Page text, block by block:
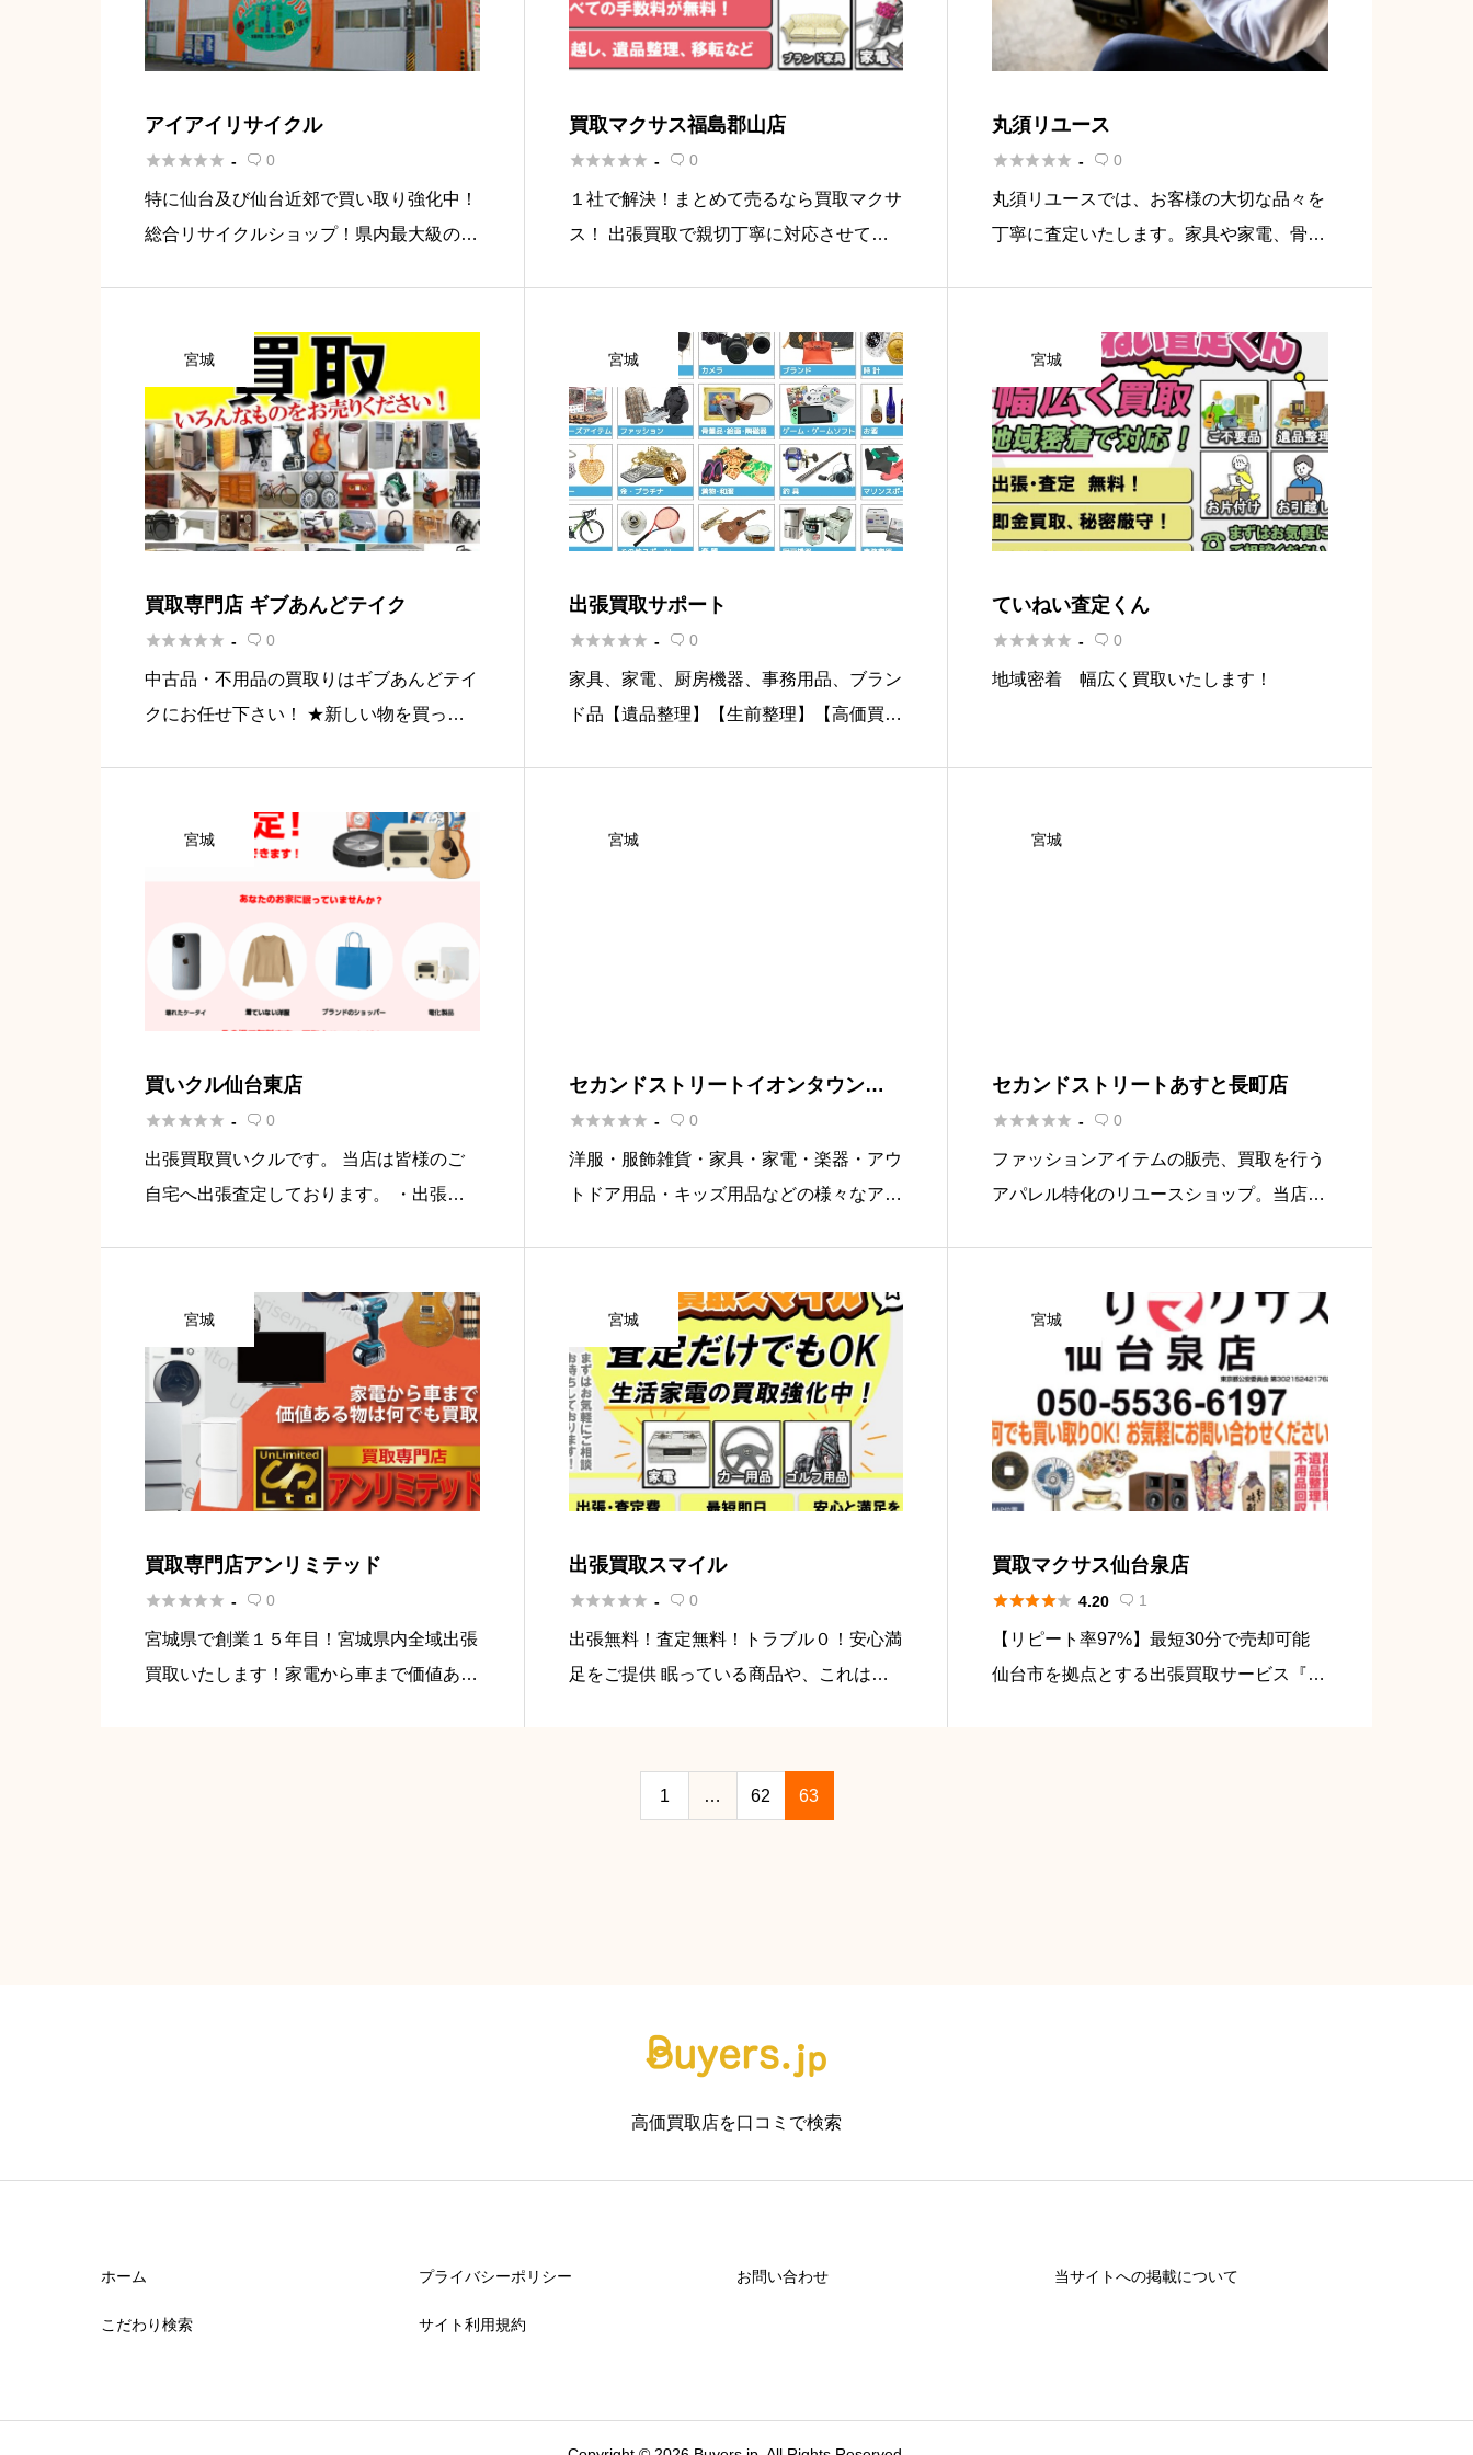
アイアイリサイクル
 -  0
特に仙台及び仙台近郊で買い取り強化中！
総合リサイクルショップ！県内最大級の大
買取マクサス福島郡山店
 -  0
１社で解決！まとめて売るなら買取マクサ
ス！ 出張買取で親切丁寧に対応させて頂
丸須リユース
 -  0
丸須リユースでは、お客様の大切な品々を
丁寧に査定いたします。家具や家電、骨董
適な価値をご提供いたしますので、「これ
はどうかな？」と迷われる物でも […]
宮城
買取専門店 ギブあんどテイク
 -  0
中古品・不用品の買取りはギブあんどテイ
クにお任せ下さい！ ★新しい物を買った
移転（閉店）するので売りたい、処分した
い！ そんなときはお気軽にご相 […]
宮城
出張買取サポート
 -  0
家具、家電、厨房機器、事務用品、ブラン
ド品【遺品整理】【生前整理】【高価買
宮城
ていねい査定くん
 -  0
地域密着 幅広く買取いたします！
宮城
買いクル仙台東店
 -  0
出張買取買いクルです。 当店は皆様のご
自宅へ出張査定しております。 ・出張買
クルショップには全て持ち込めない不用品
がある ・不用品を処分しようと […]
宮城
セカンドストリートイオンタウン柴
田店
 -  0
洋服・服飾雑貨・家具・家電・楽器・アウ
トドア用品・キッズ用品などの様々なアイ
宮城
セカンドストリートあすと長町店
 -  0
ファッションアイテムの販売、買取を行う
アパレル特化のリユースショップ。当店で
宮城
買取専門店アンリミテッド
 -  0
宮城県で創業１５年目！宮城県内全域出張
買取いたします！家電から車まで価値ある
宮城
出張買取スマイル
 -  0
出張無料！査定無料！トラブル０！安心満
足をご提供 眠っている商品や、これは売
宮城
買取マクサス仙台泉店
 4.20  1
【リピート率97%】最短30分で売却可能
仙台市を拠点とする出張買取サービス『買
1 … 62 63
高価買取店を口コミで検索
ホーム
こだわり検索
プライバシーポリシー
サイト利用規約
お問い合わせ 当サイトへの掲載について